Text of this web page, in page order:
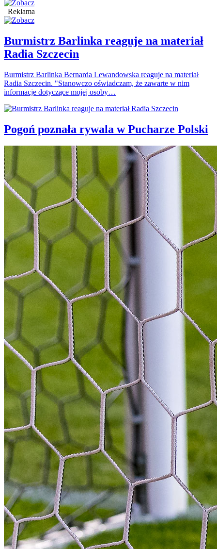
Reklama
Burmistrz Barlinka reaguje na materiał
Radia Szczecin
Burmistrz Barlinka Bernarda Lewandowska reaguje na materiał
Radia Szczecin. "Stanowczo oświadczam, że zawarte w nim
informacje dotyczące mojej osoby…
Pogoń poznała rywala w Pucharze Polski